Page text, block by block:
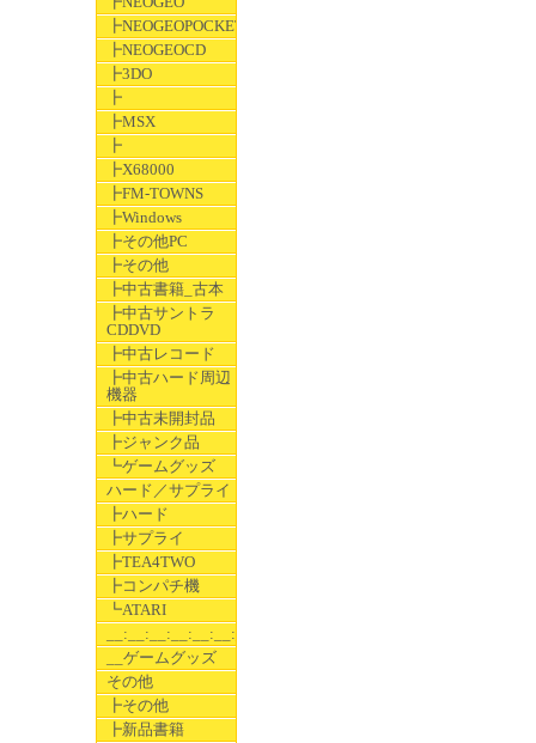
┣NEOGEOPOCKET
┣NEOGEOCD
┣3DO
┣
┣MSX
┣
┣X68000
┣FM-TOWNS
┣Windows
┣その他PC
┣その他
┣中古書籍_古本
┣中古サントラ
CDDVD
┣中古レコード
┣中古ハード周辺
機器
┣中古未開封品
┣ジャンク品
┗ゲームグッズ
ハード／サプライ
┣ハード
┣サプライ
┣TEA4TWO
┣コンパチ機
┗ATARI
__:__:__:__:__:__:__
__ゲームグッズ
その他
┣その他
┣新品書籍